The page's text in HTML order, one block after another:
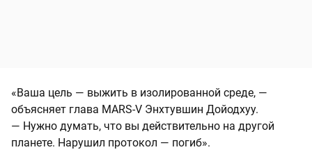
«Ваша цель — выжить в изолированной среде, —
объясняет глава MARS-V Энхтувшин Дойодхуу.
— Нужно думать, что вы действительно на другой
планете. Нарушил протокол — погиб».